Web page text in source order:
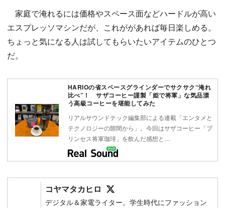
家庭で淹れるには価格やスペース面などハードルが高い
エスプレッソマシンだが、これががあれば毎日楽しめる。
ちょっと気になる人は試してもらいたいアイテムのひとつ
だ。
HARIOの省スペースグラインダーでサクサク“淹れ
比べ”！ サザコーヒー謹製「姫で将軍」な気品漂
う高級コーヒーを堪能してみた
リアルサウンドテック編集部による連載「エンタメと
テクノロジーの隙間から」。今回はサザコーヒー「プ
リンセス将軍珈琲」を飲んだ感想と…
コヤマタカヒロ
デジタル＆家電ライター。学生時代にファッション